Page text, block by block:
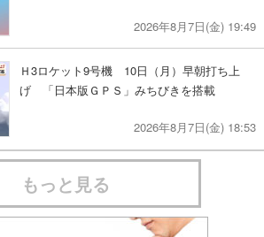
2026年8月7日(金) 19:49
Ｈ3ロケット9号機 10日（月）早朝打ち上
げ 「日本版ＧＰＳ」みちびきを搭載
2026年8月7日(金) 18:53
もっと見る